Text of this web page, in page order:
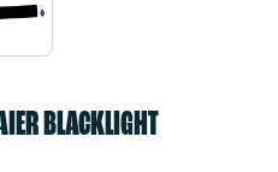
BLACKLIGHT